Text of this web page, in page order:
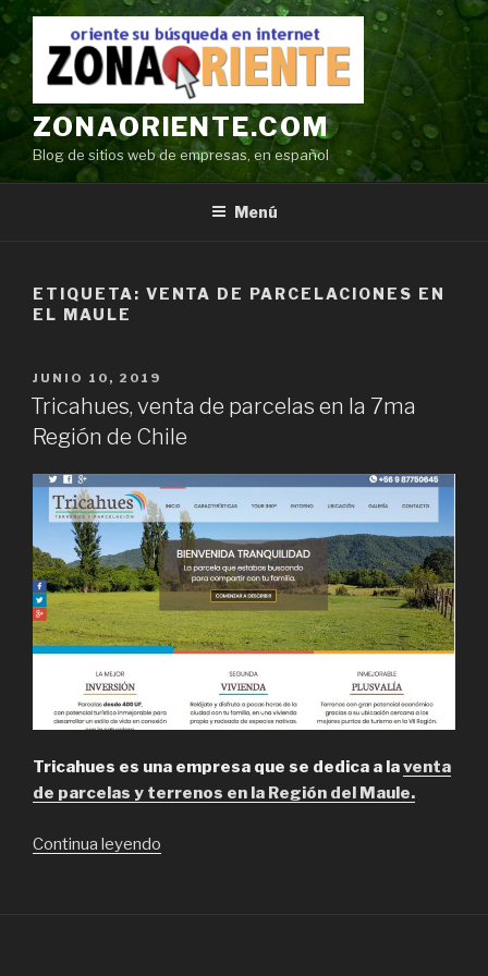
Ir
contenido
ZONAORIENTE.COM
Blog de sitios web de empresas, en español
Menú
ETIQUETA: VENTA DE PARCELACIONES EN
EL MAULE
POSTED
ON
JUNIO 10, 2019
Tricahues, venta de parcelas en la 7ma
Región de Chile
Tricahues es una empresa que se dedica a laventa
de parcelas y terrenos en la Región del Maule.
Continua leyendo